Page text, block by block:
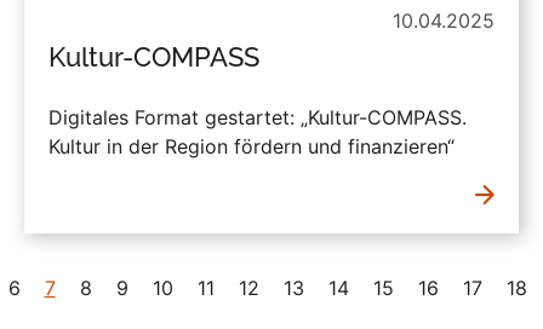
10.04.2025
Kultur-COMPASS
Digitales Format gestartet: „Kultur-COMPASS.
Kultur in der Region fördern und finanzieren“
6 7 8 9 10 11 12 13 14 15 16 17 18